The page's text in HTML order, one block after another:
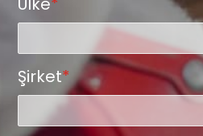
Şirket*